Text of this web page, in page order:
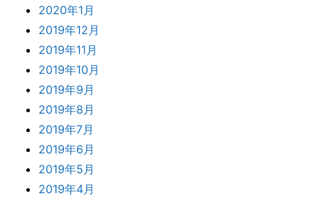
2020年1月
2019年12月
2019年11月
2019年10月
2019年9月
2019年8月
2019年7月
2019年6月
2019年5月
2019年4月